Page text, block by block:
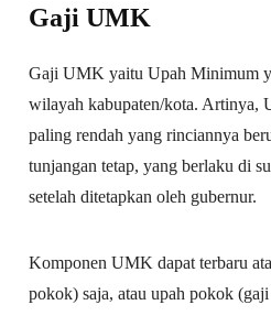
Gaji UMK
Gaji UMK yaitu Upah Minimum
wilayah kabupaten/kota. Artinya,
paling rendah yang rinciannya
tunjangan tetap, yang berlaku di
setelah ditetapkan oleh gubernur.
Komponen UMK dapat terbaru
pokok) saja, atau upah pokok